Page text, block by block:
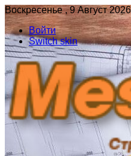
Воскресенье , 9 Август 2026
Войти
Switch skin